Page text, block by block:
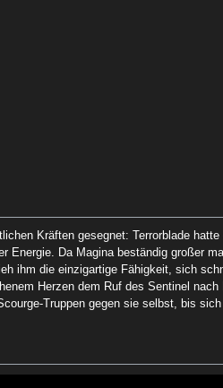
Kräften gesegnet: Terrorblade
Energie. Da Magina beständig großer
ihm die einzigartige Fähigkeit, sich
Herzen dem Ruf des Sentinel
Truppen gegen sie selbst, bis